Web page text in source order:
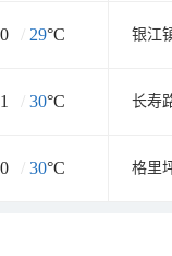
/ 29°C 银江
/ 30°C 长寿
/ 30°C 格里